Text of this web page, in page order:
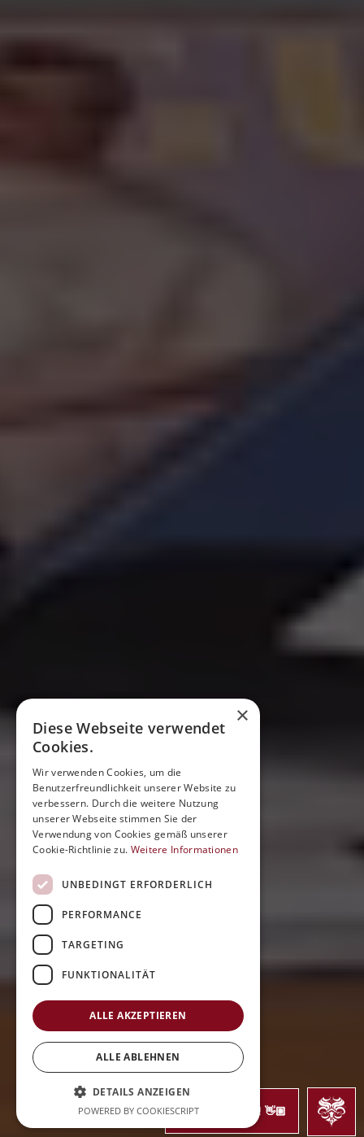
Jetzt Bewerben! 👋🏼
×
Diese Webseite verwendet
Cookies.
Wir verwenden Cookies, um die
Benutzerfreundlichkeit unserer Website zu
verbessern. Durch die weitere Nutzung
unserer Webseite stimmen Sie der
Verwendung von Cookies gemäß unserer
Cookie-Richtlinie zu. Weitere Informationen
UNBEDINGT ERFORDERLICH
PERFORMANCE
TARGETING
FUNKTIONALITÄT
ALLE AKZEPTIEREN
ALLE ABLEHNEN
DETAILS ANZEIGEN
POWERED BY COOKIESCRIPT